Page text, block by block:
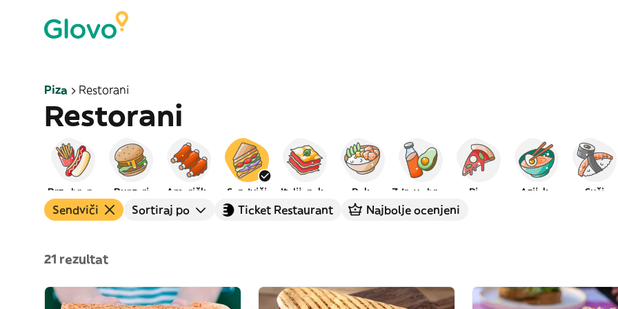
Piza Restorani
Restorani
Brza hrana Burgeri Američka Sendviči Italijanska Poke Pica Azijska Suši
Sendviči Sortiraj po Ticket Restaurant Najbolje ocenjeni
21 rezultat